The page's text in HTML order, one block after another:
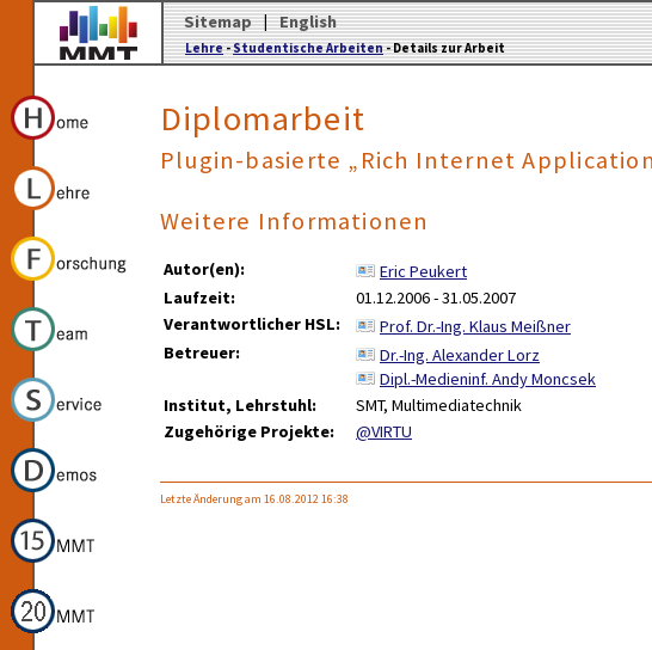
Sitemap | English
Lehre-Studentische Arbeiten- Details zur Arbeit
Diplomarbeit
Plugin-basierte „Rich Internet
Weitere Informationen
Autor(en):
Eric Peukert
Laufzeit:
01.12.2006 - 31.05.2007
Verantwortlicher HSL:
Prof. Dr.-Ing. Klaus Meißner
Betreuer:
Dr.-Ing. Alexander Lorz
Dipl.-Medieninf. Andy Moncsek
Institut, Lehrstuhl:
SMT, Multimediatechnik
Zugehörige Projekte:
@VIRTU
Letzte Änderung am 16.08.2012 16:38